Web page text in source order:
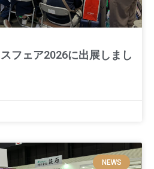
フェア2026に出展しまし
NEWS